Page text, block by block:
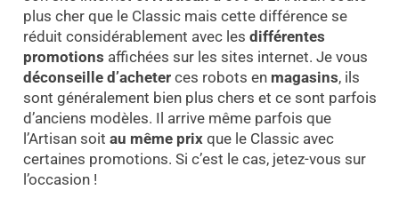
plus cher que le Classic mais cette différence se
réduit considérablement avec les différentes
promotions affichées sur les sites internet. Je vous
déconseille d’acheterces robots en magasins, ils
sont généralement bien plus chers et ce sont parfois
d’anciens modèles. Il arrive même parfois que
l’Artisan soit au même prixque le Classic avec
certaines promotions. Si c’est le cas, jetez-vous sur
l’occasion !